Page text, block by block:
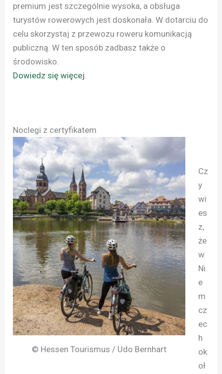
premium jest szczególnie wysoka, a obsługa
turystów rowerowych jest doskonała. W dotarciu do
celu skorzystaj z przewozu roweru komunikacją
publiczną. W ten sposób zadbasz także o
środowisko.
Dowiedz się więcej
Noclegi z certyfikatem
© Hessen Tourismus / Udo Bernhart
Cz
y
wi
es
z,
że
w
Ni
e
m
cz
ec
h
ok
oł